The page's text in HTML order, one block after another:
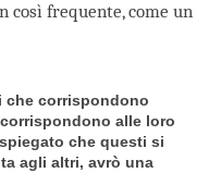
così frequente, come un
che corrispondono
alle loro
che questi si
agli altri, avrò una